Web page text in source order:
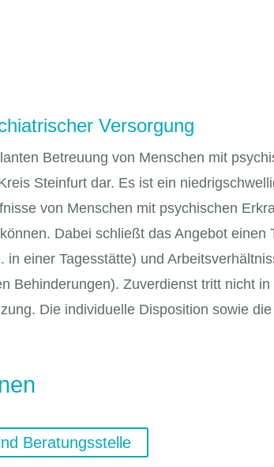
Versorgung
Betreuung von Menschen mit
Steinfurt dar. Es ist ein
von Menschen mit psychischen
Dabei schließt das Angebot
einer Tagesstätte) und
Behinderungen). Zuverdienst tritt nicht
Die individuelle Disposition sowie
Beratungsstelle